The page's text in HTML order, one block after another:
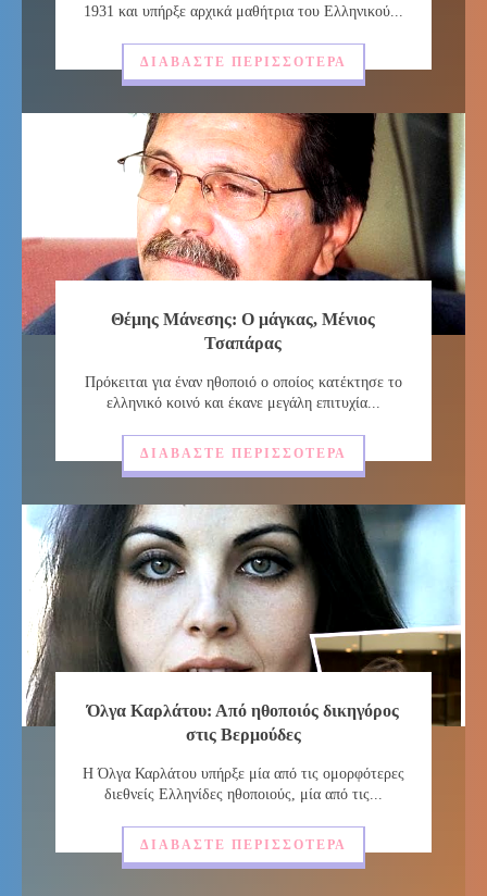
1931 και υπήρξε αρχικά μαθήτρια του Ελληνικού...
ΔΙΑΒΆΣΤΕ ΠΕΡΙΣΣΌΤΕΡΑ
Θέμης Μάνεσης: Ο μάγκας, Μένιος
Τσαπάρας
Πρόκειται για έναν ηθοποιό ο οποίος κατέκτησε το
ελληνικό κοινό και έκανε μεγάλη επιτυχία...
ΔΙΑΒΆΣΤΕ ΠΕΡΙΣΣΌΤΕΡΑ
Όλγα Καρλάτου: Από ηθοποιός δικηγόρος
στις Βερμούδες
Η Όλγα Καρλάτου υπήρξε μία από τις ομορφότερες
διεθνείς Ελληνίδες ηθοποιούς, μία από τις...
ΔΙΑΒΆΣΤΕ ΠΕΡΙΣΣΌΤΕΡΑ